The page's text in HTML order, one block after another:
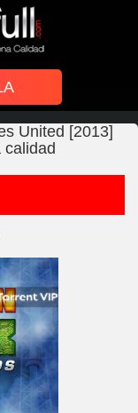
United [2013]
calidad